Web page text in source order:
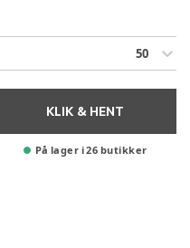
50
KLIK & HENT
På lager i 26 butikker